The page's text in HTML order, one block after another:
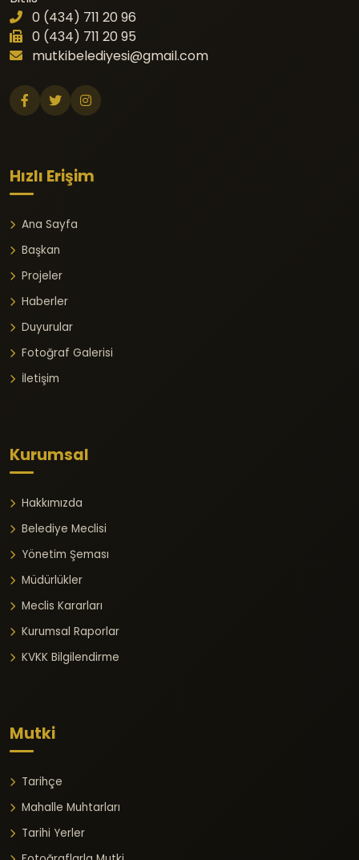
0 (434) 711 20 96
0 (434) 711 20 95
mutkibelediyesi@gmail.com
Hızlı Erişim
Ana Sayfa
Başkan
Projeler
Haberler
Duyurular
Fotoğraf Galerisi
İletişim
Kurumsal
Hakkımızda
Belediye Meclisi
Yönetim Şeması
Müdürlükler
Meclis Kararları
Kurumsal Raporlar
KVKK Bilgilendirme
Mutki
Tarihçe
Mahalle Muhtarları
Tarihi Yerler